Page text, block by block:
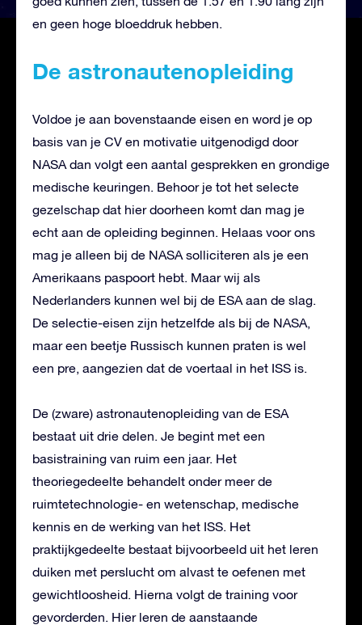
en geen hoge bloeddruk hebben.
De astronautenopleiding
Voldoe je aan bovenstaande eisen en word je op
basis van je CV en motivatie uitgenodigd door
NASA dan volgt een aantal gesprekken en grondige
medische keuringen. Behoor je tot het selecte
gezelschap dat hier doorheen komt dan mag je
echt aan de opleiding beginnen. Helaas voor ons
mag je alleen bij de NASA solliciteren als je een
Amerikaans paspoort hebt. Maar wij als
Nederlanders kunnen wel bij de ESA aan de slag.
De selectie-eisen zijn hetzelfde als bij de NASA,
maar een beetje Russisch kunnen praten is wel
een pre, aangezien dat de voertaal in het ISS is.
De (zware) astronautenopleiding van de ESA
bestaat uit drie delen. Je begint met een
basistraining van ruim een jaar. Het
theoriegedeelte behandelt onder meer de
ruimtetechnologie- en wetenschap, medische
kennis en de werking van het ISS. Het
praktijkgedeelte bestaat bijvoorbeeld uit het leren
duiken met perslucht om alvast te oefenen met
gewichtloosheid. Hierna volgt de training voor
gevorderden. Hier leren de aanstaande